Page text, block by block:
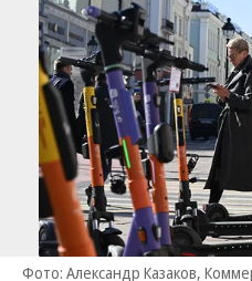
Фото: Александр Казаков,